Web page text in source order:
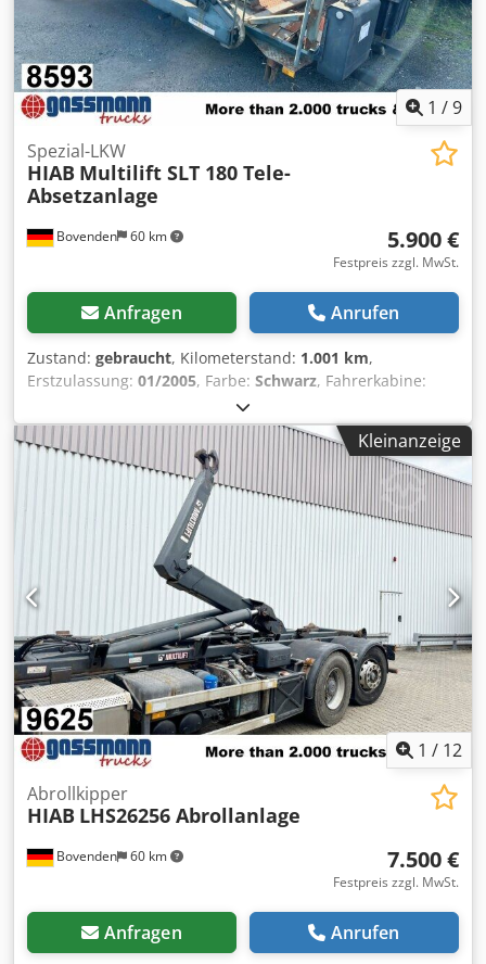
1 /9
Bovenden 60 km
Spezial-LKW
HIAB Multilift SLT 180 Tele-
Absetzanlage
5.900 €
Festpreis zzgl. MwSt.
Anfragen Anrufen
Zustand: gebraucht, Kilometerstand: 1.001 km,
Erstzulassung: 01/2005, Farbe: Schwarz, Fahrerkabine:
Sonstige
Fahrzeugstandort: Bovenden, Aufbau: 18t Tele-
Absetzanlage Hiab Multilift Typ SLT 180 Demontage von
Daimler-Benz Actros 2541 L 6x2/4 mit 3450mm Radstand!
ZUBEHÖRANGABEN OHNE GEWÄHR, Änderungen,
Zwischenverkauf und Irrtümer vorbehalten! - . Codsi Rrc
Kleinanzeige
1 / 12
Bovenden 60 km
Abrollkipper
HIAB LHS26256 Abrollanlage
7.500 €
Festpreis zzgl. MwSt.
Anfragen Anrufen